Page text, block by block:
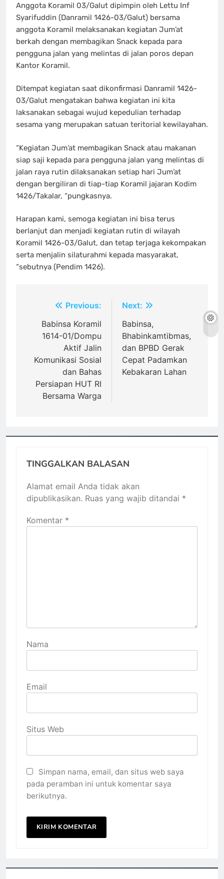
Anggota Koramil 03/Galut dipimpin oleh Lettu Inf
Syarifuddin (Danramil 1426-03/Galut) bersama
anggota Koramil melaksanakan kegiatan Jum’at
berkah dengan membagikan Snack kepada para
pengguna jalan yang melintas di jalan poros depan
Kantor Koramil.
Ditempat kegiatan saat dikonfirmasi Danramil 1426-
03/Galut mengatakan bahwa kegiatan ini kita
laksanakan sebagai wujud kepedulian terhadap
sesama yang merupakan satuan teritorial kewilayahan.
“Kegiatan Jum’at membagikan Snack atau makanan
siap saji kepada para pengguna jalan yang melintas di
jalan raya rutin dilaksanakan setiap hari Jum’at
dengan bergiliran di tiap-tiap Koramil jajaran Kodim
1426/Takalar, “pungkasnya.
Harapan kami, semoga kegiatan ini bisa terus
berlanjut dan menjadi kegiatan rutin di wilayah
Koramil 1426-03/Galut, dan tetap terjaga kekompakan
serta menjalin silaturahmi kepada masyarakat,
“sebutnya (Pendim 1426).
Navigasi
pos
Previous:
Babinsa Koramil
1614-01/Dompu
Aktif Jalin
Komunikasi Sosial
dan Bahas
Persiapan HUT RI
Bersama Warga
Next:
Babinsa,
Bhabinkamtibmas,
dan BPBD Gerak
Cepat Padamkan
Kebakaran Lahan
TINGGALKAN BALASAN
Alamat email Anda tidak akan
dipublikasikan. Ruas yang wajib ditandai *
Komentar *
Nama
Email
Situs Web
Simpan nama, email, dan situs web saya
pada peramban ini untuk komentar saya
berikutnya.